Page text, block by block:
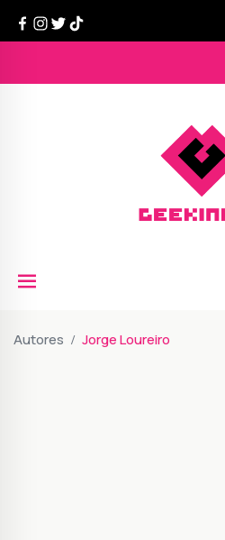
Autores Jorge Loureiro